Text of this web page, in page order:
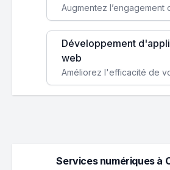
Développement
web
Services numériques à